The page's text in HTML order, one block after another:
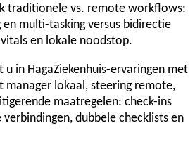
traditionele vs. remote workflows:
en multi-tasking versus bidirectie
en lokale noodstop.
u in HagaZiekenhuis-ervaringen met
lokaal, steering remote,
maatregelen: check-ins
dubbele checklists en